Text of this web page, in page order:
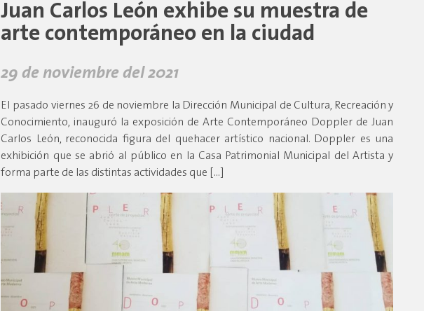
Juan Carlos León exhibe su muestra de
arte contemporáneo en la ciudad
29 de noviembre del 2021
El pasado viernes 26 de noviembre la Dirección Municipal de Cultura, Recreación y
Conocimiento, inauguró la exposición de Arte Contemporáneo Doppler de Juan
Carlos León, reconocida figura del quehacer artístico nacional. Doppler es una
exhibición que se abrió al público en la Casa Patrimonial Municipal del Artista y
forma parte de las distintas actividades que […]